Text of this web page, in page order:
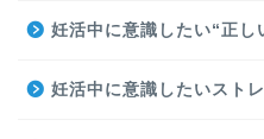
妊活中に意識したい“正し
妊活中に意識したいスト